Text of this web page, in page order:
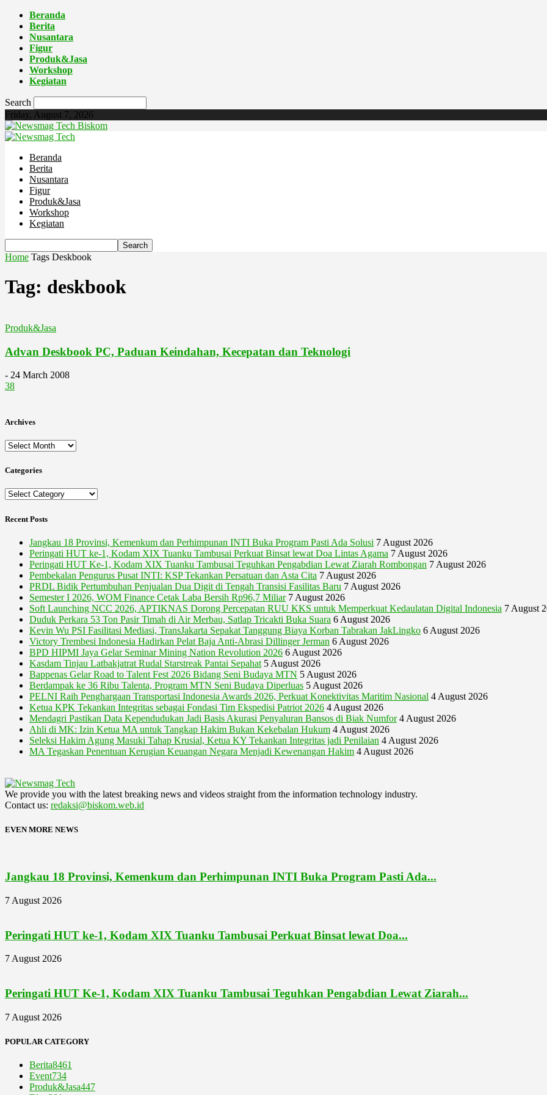
Beranda
Berita
Nusantara
Figur
Produk&Jasa
Workshop
Kegiatan
Search
Friday, August 7, 2026
Biskom
Beranda
Berita
Nusantara
Figur
Produk&Jasa
Workshop
Kegiatan
Home Tags Deskbook
Tag: deskbook
Produk&Jasa
Advan Deskbook PC, Paduan Keindahan, Kecepatan dan Teknologi
- 24 March 2008
38
Archives
Archives
Categories
Categories
Recent Posts
Jangkau 18 Provinsi, Kemenkum dan Perhimpunan INTI Buka Program Pasti Ada Solusi 7 August 2026
Peringati HUT ke-1, Kodam XIX Tuanku Tambusai Perkuat Binsat lewat Doa Lintas Agama 7 August 2026
Peringati HUT Ke-1, Kodam XIX Tuanku Tambusai Teguhkan Pengabdian Lewat Ziarah Rombongan 7 August 2026
Pembekalan Pengurus Pusat INTI: KSP Tekankan Persatuan dan Asta Cita 7 August 2026
PRDL Bidik Pertumbuhan Penjualan Dua Digit di Tengah Transisi Fasilitas Baru 7 August 2026
Semester I 2026, WOM Finance Cetak Laba Bersih Rp96,7 Miliar 7 August 2026
Soft Launching NCC 2026, APTIKNAS Dorong Percepatan RUU KKS untuk Memperkuat Kedaulatan Digital Indonesia 7 August
Duduk Perkara 53 Ton Pasir Timah di Air Merbau, Satlap Tricakti Buka Suara 6 August 2026
Kevin Wu PSI Fasilitasi Mediasi, TransJakarta Sepakat Tanggung Biaya Korban Tabrakan JakLingko 6 August 2026
Victory Trembesi Indonesia Hadirkan Pelat Baja Anti-Abrasi Dillinger Jerman 6 August 2026
BPD HIPMI Jaya Gelar Seminar Mining Nation Revolution 2026 6 August 2026
Kasdam Tinjau Latbakjatrat Rudal Starstreak Pantai Sepahat 5 August 2026
Bappenas Gelar Road to Talent Fest 2026 Bidang Seni Budaya MTN 5 August 2026
Berdampak ke 36 Ribu Talenta, Program MTN Seni Budaya Diperluas 5 August 2026
PELNI Raih Penghargaan Transportasi Indonesia Awards 2026, Perkuat Konektivitas Maritim Nasional 4 August 2026
Ketua KPK Tekankan Integritas sebagai Fondasi Tim Ekspedisi Patriot 2026 4 August 2026
Mendagri Pastikan Data Kependudukan Jadi Basis Akurasi Penyaluran Bansos di Biak Numfor 4 August 2026
Ahli di MK: Izin Ketua MA untuk Tangkap Hakim Bukan Kekebalan Hukum 4 August 2026
Seleksi Hakim Agung Masuki Tahap Krusial, Ketua KY Tekankan Integritas jadi Penilaian 4 August 2026
MA Tegaskan Penentuan Kerugian Keuangan Negara Menjadi Kewenangan Hakim 4 August 2026
We provide you with the latest breaking news and videos straight from the information technology industry.
Contact us: redaksi@biskom.web.id
EVEN MORE NEWS
Jangkau 18 Provinsi, Kemenkum dan Perhimpunan INTI Buka Program Pasti Ada...
7 August 2026
Peringati HUT ke-1, Kodam XIX Tuanku Tambusai Perkuat Binsat lewat Doa...
7 August 2026
Peringati HUT Ke-1, Kodam XIX Tuanku Tambusai Teguhkan Pengabdian Lewat Ziarah...
7 August 2026
POPULAR CATEGORY
Berita8461
Event734
Produk&Jasa447